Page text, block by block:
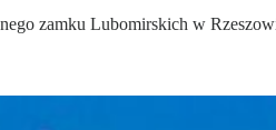
zamku Lubomirskich w